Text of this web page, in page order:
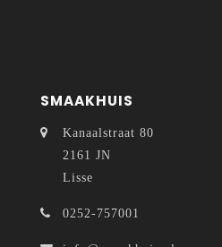
SMAAKHUIS
Kanaalstraat 80
2161 JN
Lisse
0252-757001